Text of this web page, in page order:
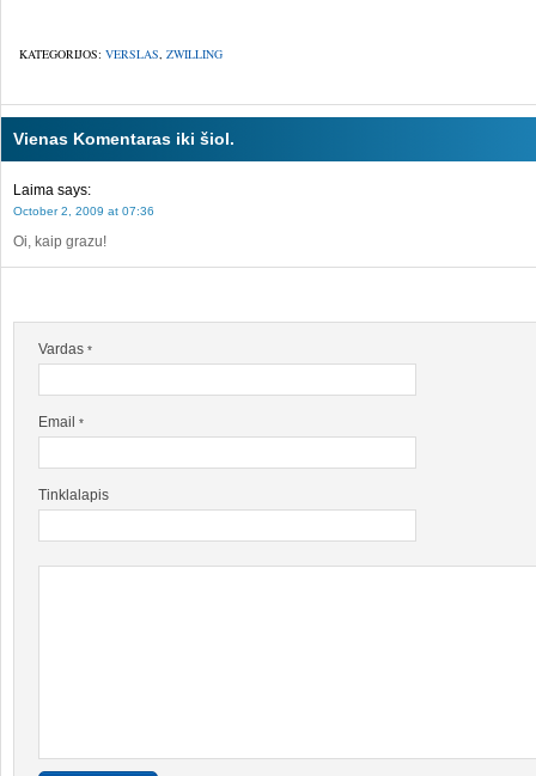
KATEGORIJOS: VERSLAS, ZWILLING
Vienas Komentaras iki šiol.
Laima says:
October 2, 2009 at 07:36
Oi, kaip grazu!
Vardas *
Email *
Tinklalapis